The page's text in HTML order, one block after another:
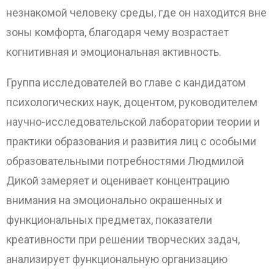
незнакомой человеку среды, где он находится вне
зоны комфорта, благодаря чему возрастает
когнитивная и эмоциональная активность.
Группа исследователей во главе с кандидатом
психологических наук, доцентом, руководителем
научно-исследовательской лаборатории теории и
практики образования и развития лиц с особыми
образовательными потребностями Людмилой
Дикой замеряет и оценивает концентрацию
внимания на эмоционально окрашенных и
функциональных предметах, показатели
креативности при решении творческих задач,
анализирует функциональную организацию
ОТПРАВИТЬ